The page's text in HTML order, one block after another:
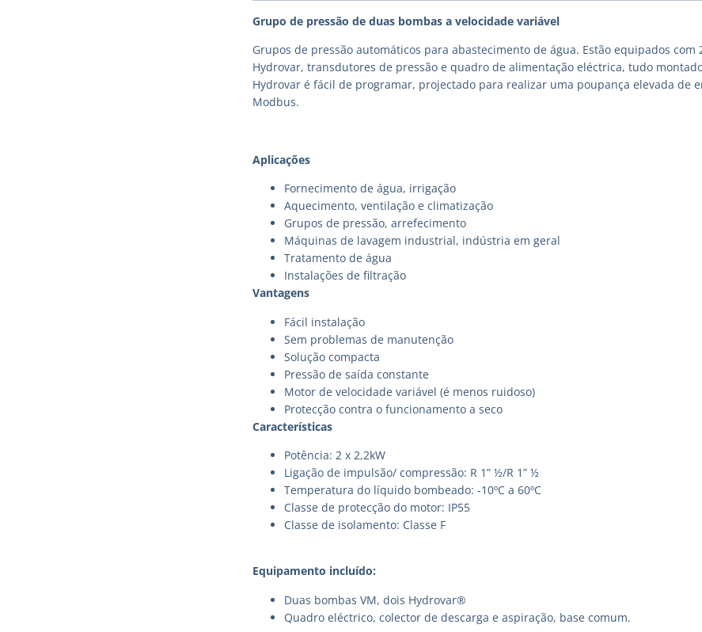
Grupo de pressão de duas bombas a velocidade variável
Grupos de pressão automáticos para abastecimento de água. Estão equipados
Hydrovar, transdutores de pressão e quadro de alimentação eléctrica, tudo
Hydrovar é fácil de programar, projectado para realizar uma poupança elevada de
Modbus.
Aplicações
Fornecimento de água, irrigação
Aquecimento, ventilação e climatização
Grupos de pressão, arrefecimento
Máquinas de lavagem industrial, indústria em geral
Tratamento de água
Instalações de filtração
Vantagens
Fácil instalação
Sem problemas de manutenção
Solução compacta
Pressão de saída constante
Motor de velocidade variável (é menos ruidoso)
Protecção contra o funcionamento a seco
Características
Potência: 2 x 2,2kW
Ligação de impulsão/ compressão: R 1” ½/R 1” ½
Temperatura do líquido bombeado: -10ºC a 60ºC
Classe de protecção do motor: IP55
Classe de isolamento: Classe F
Equipamento incluído:
Duas bombas VM, dois Hydrovar®
Quadro eléctrico, colector de descarga e aspiração, base comum.